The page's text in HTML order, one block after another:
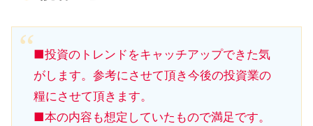
■投資のトレンドをキャッチアップできた気
がします。参考にさせて頂き今後の投資業の
糧にさせて頂きます。
■本の内容も想定していたもので満足です。